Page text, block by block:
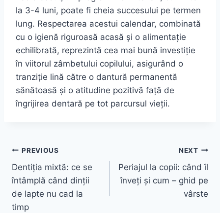
la 3-4 luni, poate fi cheia succesului pe termen
lung. Respectarea acestui calendar, combinată
cu o igienă riguroasă acasă și o alimentație
echilibrată, reprezintă cea mai bună investiție
în viitorul zâmbetului copilului, asigurând o
tranziție lină către o dantură permanentă
sănătoasă și o atitudine pozitivă față de
îngrijirea dentară pe tot parcursul vieții.
Navigare
în
articole
PREVIOUS
Dentiția mixtă: ce se
întâmplă când dinții
de lapte nu cad la
timp
NEXT
Periajul la copii: când îl
înveți și cum – ghid pe
vârste